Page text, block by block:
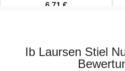
6,71 €
Ib Laursen Stiel